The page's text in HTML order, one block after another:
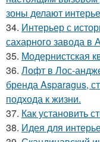
зоны делают
34. Интерьер с
сахарного завода в
35. Модернистская
36. Лофт в Лос-
бренда Asparagus,
подхода к жизни.
37. Как установить
38. Идея для